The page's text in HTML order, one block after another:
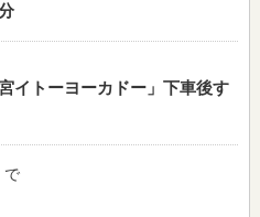
イトーヨーカドー」下車後す
で